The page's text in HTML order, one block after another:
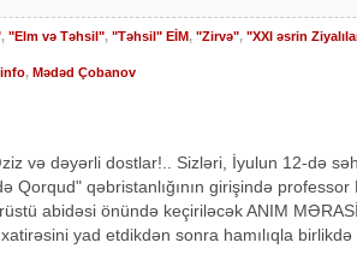
, "Elm və Təhsil", "Təhsil" EİM, "Zirvə", "XXI əsrin
, Mədəd Çobanov
və dəyərli dostlar!.. Sizləri, İyulun 12-də
Qorqud" qəbristanlığının girişində
abidəsi önündə keçiriləcək ANIM
yad etdikdən sonra hamılıqla